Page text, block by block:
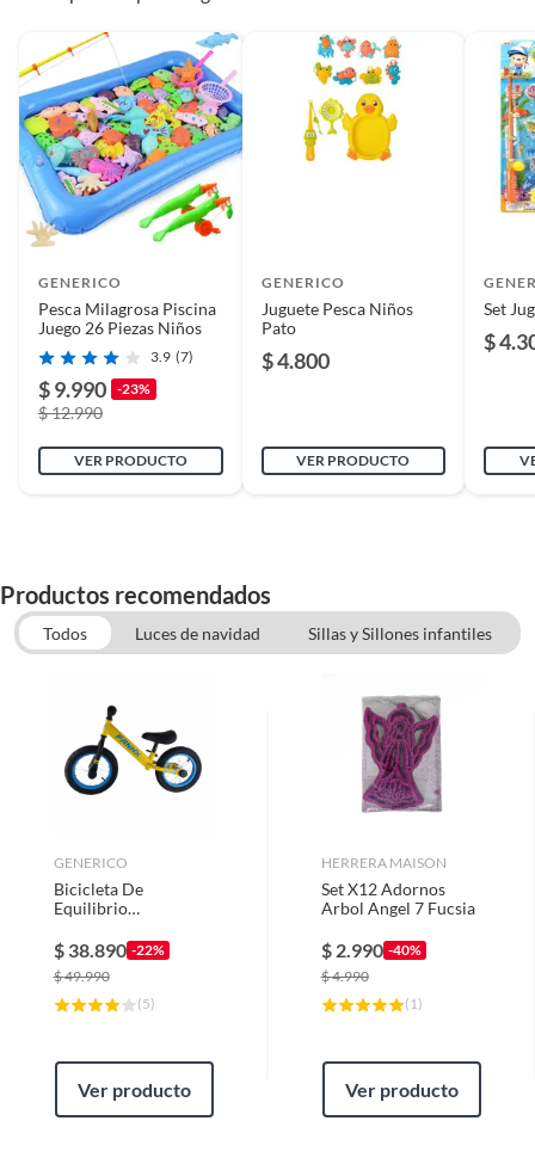
De uso personal.
Condicion del
producto
Modelo 847823
Grupo de edad
Material ABS
Piezas pequeñas
Número de personas 1
Dimensiones 1
GENERICO
Pesca Milagrosa Piscina
Juego 26 Piezas Niños
3.9 (7)
$ 9.990 -23%
$ 12.990
VER PRODUCTO
GENERICO
Juguete Pesca Niños
Pato
$ 4.800
VER PRODUCTO
Set
$
Productos recomendados
Todos Luces de navidad Sillas y Sillones infantiles
GENERICO
Bicicleta De
Equilibrio
Niños - Amarilla
$ 38.890 -22%
$49.990
(5)
Ver producto
HERRERA MAISON
Set X12 Adornos
Arbol Angel 7 Fucsia
$ 2.990 -40%
$4.990
( 1)
Ver producto